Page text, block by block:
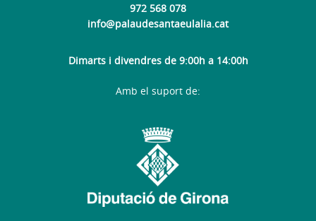
972 568 078
info@palaudesantaeulalia.cat
Dimarts i divendres de 9:00h a 14:00h
Amb el suport de: